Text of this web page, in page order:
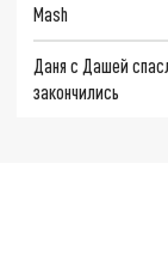
Mash
Даня с Дашей
закончились